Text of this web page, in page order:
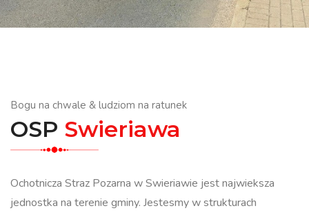
Bogu na chwale & ludziom na ratunek
OSP Swieriawa
Ochotnicza Straz Pozarna w Swieriawie jest najwieksza
jednostka na terenie gminy. Jestesmy w strukturach